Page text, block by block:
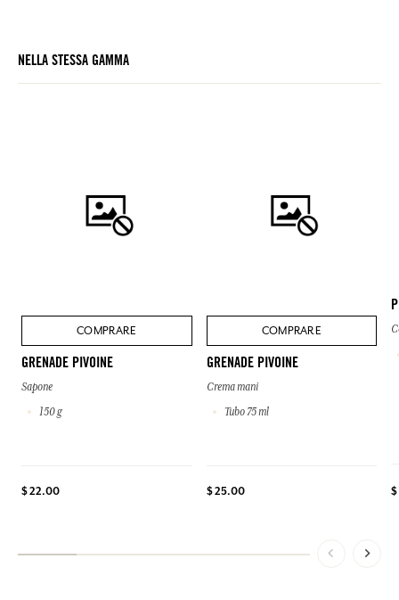
NELLA STESSA GAMMA
COMPRARE
GRENADE PIVOINE
Sapone
150 g
$ 22.00
COMPRARE
GRENADE PIVOINE
Crema mani
Tubo 75 ml
$ 25.00